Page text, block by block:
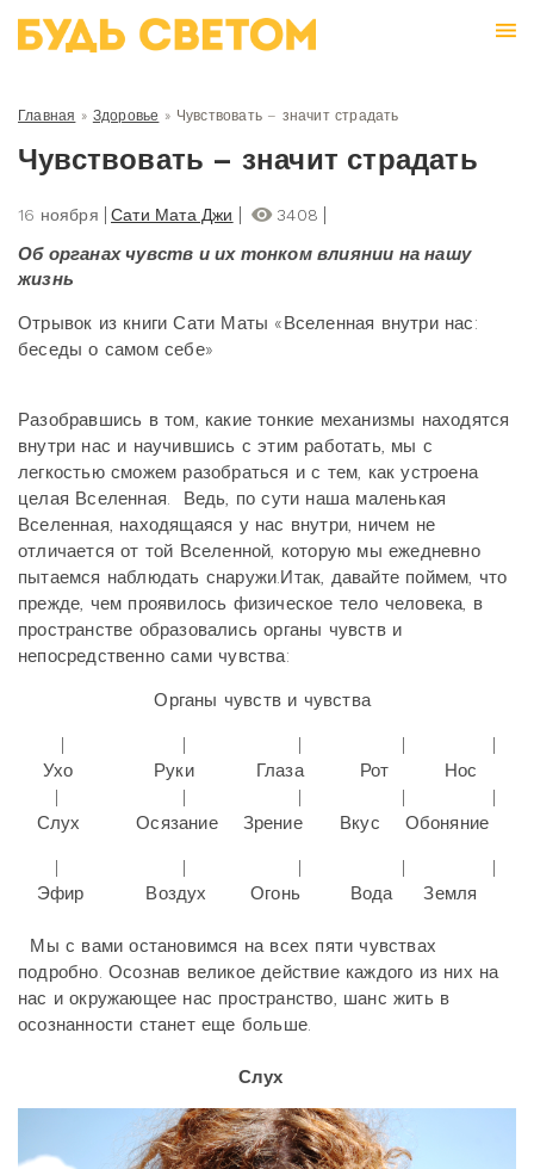
Главная » Здоровье » Чувствовать – значит страдать
Чувствовать – значит страдать
16 ноября Сати Мата Джи 3408
Об органах чувств и их тонком влиянии на нашу
жизнь
Отрывок из книги Сати Маты «Вселенная внутри нас:
беседы о самом себе»
Разобравшись в том, какие тонкие механизмы находятся
внутри нас и научившись с этим работать, мы с
легкостью сможем разобраться и с тем, как устроена
целая Вселенная. Ведь, по сути наша маленькая
Вселенная, находящаяся у нас внутри, ничем не
отличается от той Вселенной, которую мы ежедневно
пытаемся наблюдать снаружи.Итак, давайте поймем, что
прежде, чем проявилось физическое тело человека, в
пространстве образовались органы чувств и
непосредственно сами чувства:
Органы чувств и чувства
| | | | |
Ухо Руки Глаза Рот Нос
| | | | |
Слух Осязание Зрение Вкус Обоняние
| | | | |
Эфир Воздух Огонь Вода Земля
Мы с вами остановимся на всех пяти чувствах
подробно. Осознав великое действие каждого из них на
нас и окружающее нас пространство, шанс жить в
осознанности станет еще больше.
Слух